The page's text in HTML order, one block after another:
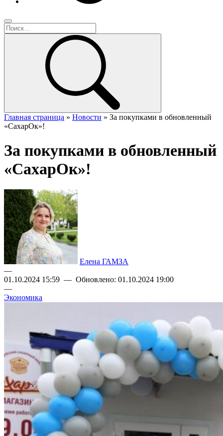
Главная страница » Новости » За покупками в обновленный
«СахарОк»!
За покупками в обновленный
«СахарОк»!
Елена ГАМЗА
—
01.10.2024 15:59 — Обновлено: 01.10.2024 19:00
—
Экономика